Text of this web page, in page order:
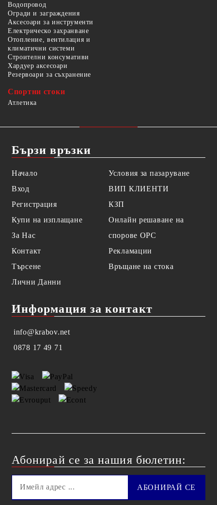
Водопровод
Огради и заграждения
Аксесоари за инструменти
Електрическо захранване
Отопление, вентилация и
климатични системи
Строителни консумативи
Хардуер аксесоари
Резервоари за съхранение
Спортни стоки
Атлетика
Бързи връзки
Начало
Вход
Регистрация
Купи на изплащане
За Нас
Контакт
Търсене
Лични Данни
Условия за пазаруване
ВИП КЛИЕНТИ
КЗП
Онлайн решаване на
спорове OPC
Рекламации
Връщане на стока
Информация за контакт
info@krabov.net
0878 17 49 71
Абонирай се за нашия бюлетин: